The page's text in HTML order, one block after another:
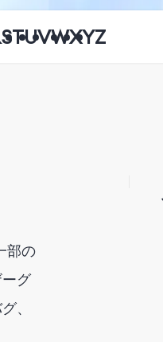
STUVWXYZ
部の
グ
、